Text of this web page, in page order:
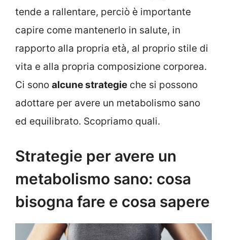
tende a rallentare, perciò è importante
capire come mantenerlo in salute, in
rapporto alla propria età, al proprio stile di
vita e alla propria composizione corporea.
Ci sono alcune strategie che si possono
adottare per avere un metabolismo sano
ed equilibrato. Scopriamo quali.
Strategie per avere un
metabolismo sano: cosa
bisogna fare e cosa sapere